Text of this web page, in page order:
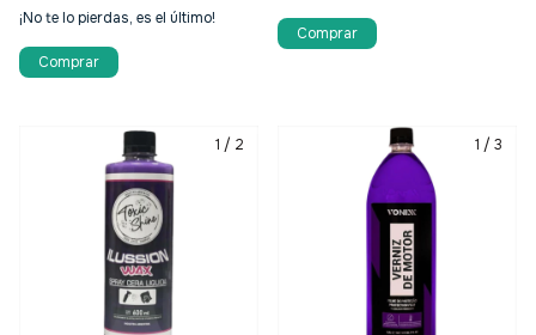
¡No te lo pierdas, es el último!
1 / 2 1 / 3